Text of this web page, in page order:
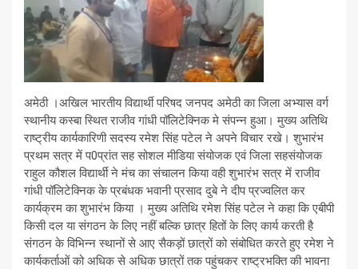
अमेठी ।अखिल भारतीय विद्यार्थी परिषद जनपद अमेठी का जिला अभ्यास वर्ग
स्थानीय कस्बा स्थित राजीव गांधी पॉलिटेक्निक मे संपन्न हुआ। मुख्य अतिथि
राष्ट्रीय कार्यकारिणी सदस्य रमेश सिंह पटेल ने अपने विचार रखे। शुभारंभ
प्रथम सत्र में प0प्रांत सह सोशल मीडिया संयोजक एवं जिला सहसंयोजक
राहुल कौशल विद्यार्थी ने मंच का संचालन किया वही शुभारंभ सत्र में राजीव
गांधी पॉलिटेक्निक के प्रबंधक भवानी प्रसाद दुबे ने दीप प्रज्वलित कर
कार्यक्रम का शुभारंभ किया । मुख्य अतिथि रमेश सिंह पटेल ने कहा कि एबीपी
किसी दल या संगठन के लिए नहीं बल्कि छात्र हितों के लिए कार्य करती है
संगठन के विभिन्न स्थानों से आए सैकड़ों छात्रों को संबोधित करते हुए रमेश ने
कार्यकर्ताओं को अधिक से अधिक छात्रों तक पहुंचकर राष्ट्रभक्ति की भावना